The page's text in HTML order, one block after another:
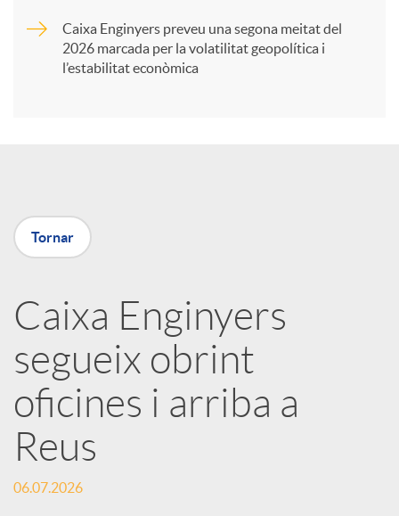
t
X
a
r
x
e
Caixa Enginyers preveu una segona meitat del
2026 marcada per la volatilitat geopolítica i
l’estabilitat econòmica
Tornar
Caixa Enginyers
segueix obrint
oficines i arriba a
Reus
06.07.2026